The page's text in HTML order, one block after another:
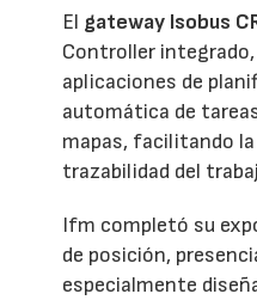
El gateway Isobus
Controller
aplicaciones de
automática de
mapas, facilitando
trazabilidad del
Ifm completó su
de posición,
especialmente